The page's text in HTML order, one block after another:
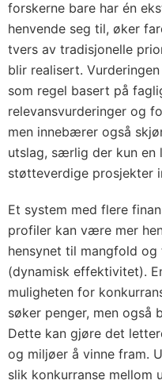
forskerne bare har én
henvende seg til, øker
tvers av tradisjonelle
blir realisert.
som regel basert på
relevansvurderinger og
men innebærer også
utslag, særlig der kun en
støtteverdige prosjekter
Et system med flere
profiler kan være mer
hensynet til mangfold
(dynamisk effektivitet).
muligheten for
søker penger, men også
Dette kan gjøre det
og miljøer å vinne fram.
slik konkurranse mellom